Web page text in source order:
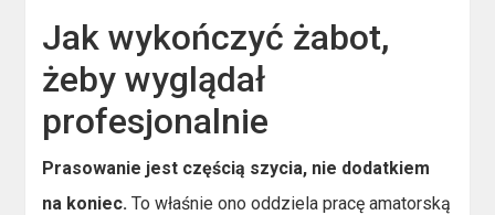
Jak wykończyć żabot,
żeby wyglądał
profesjonalnie
Prasowanie jest częścią szycia, nie dodatkiem
na koniec. To właśnie ono oddziela pracę amatorską